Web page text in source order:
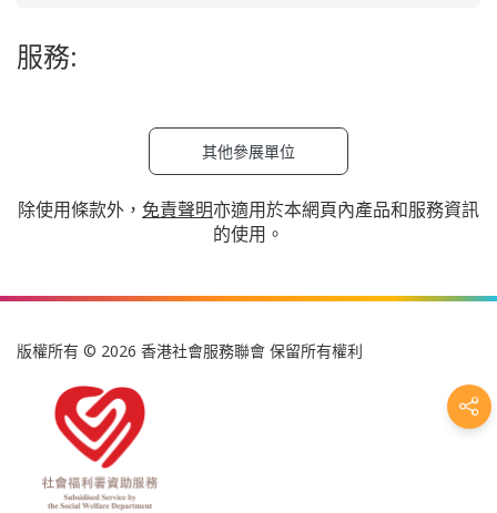
服務:
其他參展單位
除使用條款外， 免責聲明亦適用於本網頁內產品和服務資訊
的使用。
版權所有 © 2026 香港社會服務聯會 保留所有權利